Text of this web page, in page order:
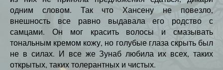
одним словом. Так что Хансену не повезло,
внешность все равно выдавала его родство с
самцами. Он мог красить волосы и смазывать
тональным кремом кожу, но голубые глаза скрыть был
не в силах. И все же Зунаб любила их всех, таких
открытых, таких толерантных и чистых.